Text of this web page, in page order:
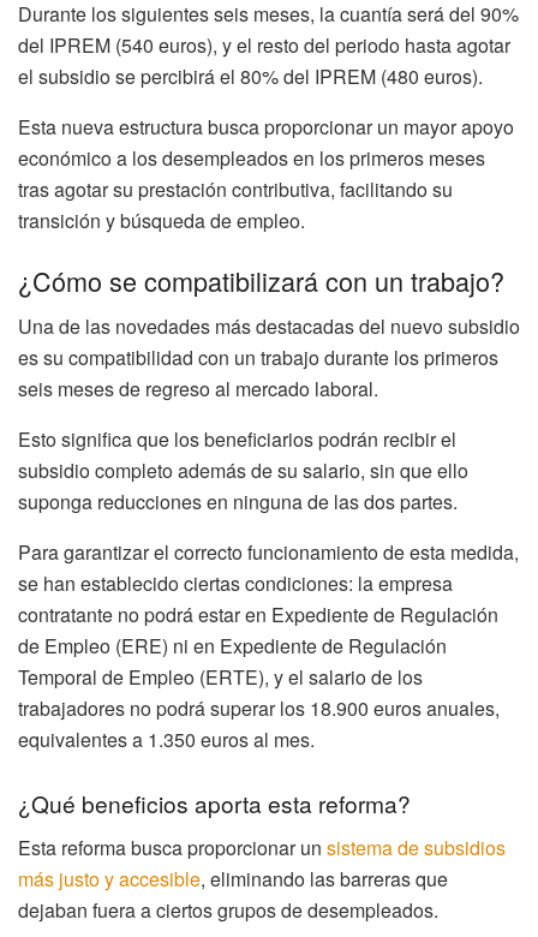
Durante los siguientes seis meses, la cuantía será del 90%
del IPREM (540 euros), y el resto del periodo hasta agotar
el subsidio se percibirá el 80% del IPREM (480 euros).
Esta nueva estructura busca proporcionar un mayor apoyo
económico a los desempleados en los primeros meses
tras agotar su prestación contributiva, facilitando su
transición y búsqueda de empleo.
¿Cómo se compatibilizará con un trabajo?
Una de las novedades más destacadas del nuevo subsidio
es su compatibilidad con un trabajo durante los primeros
seis meses de regreso al mercado laboral.
Esto significa que los beneficiarios podrán recibir el
subsidio completo además de su salario, sin que ello
suponga reducciones en ninguna de las dos partes.
Para garantizar el correcto funcionamiento de esta medida,
se han establecido ciertas condiciones: la empresa
contratante no podrá estar en Expediente de Regulación
de Empleo (ERE) ni en Expediente de Regulación
Temporal de Empleo (ERTE), y el salario de los
trabajadores no podrá superar los 18.900 euros anuales,
equivalentes a 1.350 euros al mes.
¿Qué beneficios aporta esta reforma?
Esta reforma busca proporcionar un sistema de subsidios
más justo y accesible, eliminando las barreras que
dejaban fuera a ciertos grupos de desempleados.